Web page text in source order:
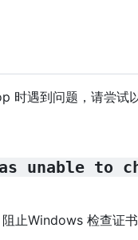
遇到问题，请尝试
unable to
止Windows 检查证